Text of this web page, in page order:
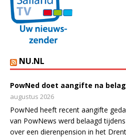
NU.NL
PowNed doet aangifte na
augustus 2026
PowNed heeft recent aangifte
van PowNews werd belaagd
over een dierenpension in het